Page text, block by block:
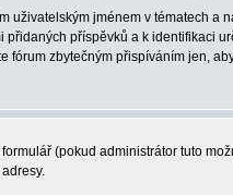
uživatelským jménem v tématech a
příspěvků a k identifikaci
fórum zbytečným přispíváním jen,
(pokud administrátor tuto